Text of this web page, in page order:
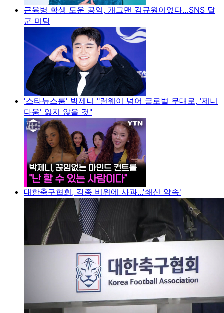
근육병 학생 도운 공익, 개그맨 김규원이었다…SNS 달
군 미담
'스타뉴스룸' 박제니 "런웨이 넘어 글로벌 무대로, '제니
다움' 잃지 않을 것"
대한축구협회, 각종 비위에 사과...'쇄신 약속'